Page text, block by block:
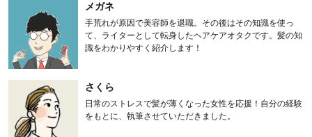
メガネ
手荒れが原因で美容師を退職。その後はその知識を使っ
て、ライターとして転身したヘアケアオタクです。髪の知
識をわかりやすく紹介します！
さくら
日常のストレスで髪が薄くなった女性を応援！自分の経験
をもとに、執筆させていただきました。